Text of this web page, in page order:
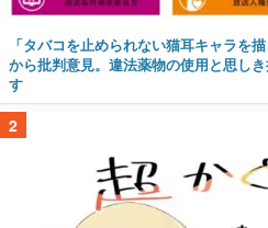
「タバコを止められない猫耳キャラを
から批判意見。違法薬物の使用と思し
す
2